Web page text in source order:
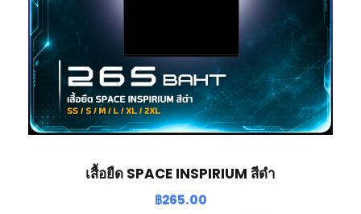
เสื้อยืด SPACE INSPIRIUM สีดำ
฿265.00